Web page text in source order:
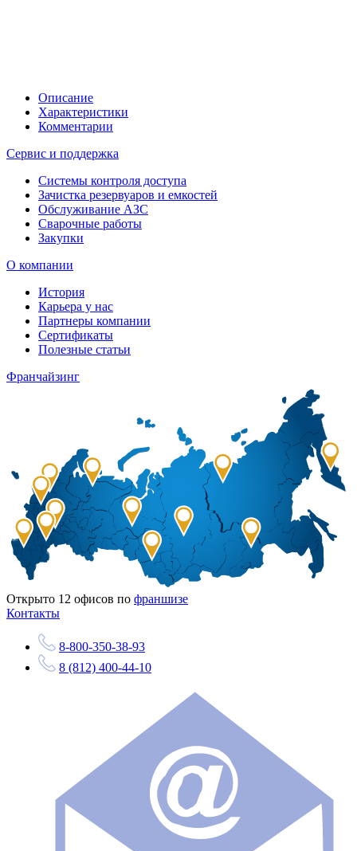
Описание
Характеристики
Комментарии
Сервис и поддержка
Системы контроля доступа
Зачистка резервуаров и емкостей
Обслуживание АЗС
Сварочные работы
Закупки
О компании
История
Карьера у нас
Партнеры компании
Сертификаты
Полезные статьи
Франчайзинг
Открыто 12 офисов по франшизе
Контакты
8-800-350-38-93
8 (812) 400-44-10